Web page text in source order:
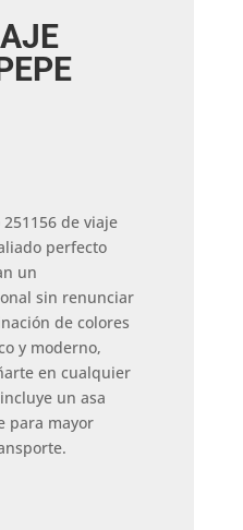
de viaje
perfecto
un
sin renunciar
de colores
y moderno,
en cualquier
un asa
para mayor